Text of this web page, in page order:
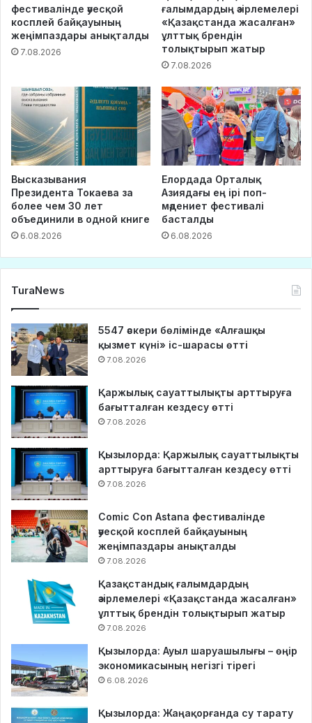
фестивалінде әуесқой
косплей байқауының
жеңімпаздары анықталды
7.08.2026
ғалымдардың әзірлемелері
«Қазақстанда жасалған»
ұлттық брендін
толықтырып жатыр
7.08.2026
Высказывания
Президента Токаева за
более чем 30 лет
объединили в одной книге
6.08.2026
Елордада Орталық
Азиядағы ең ірі поп-
мәдениет фестивалі
басталды
6.08.2026
TuraNews
5547 әскери бөлімінде «Алғашқы
қызмет күні» іс-шарасы өтті
7.08.2026
Қаржылық сауаттылықты арттыруға
бағытталған кездесу өтті
7.08.2026
Қызылорда: Қаржылық сауаттылықты
арттыруға бағытталған кездесу өтті
7.08.2026
Comic Con Astana фестивалінде
әуесқой косплей байқауының
жеңімпаздары анықталды
7.08.2026
Қазақстандық ғалымдардың
әзірлемелері «Қазақстанда жасалған»
ұлттық брендін толықтырып жатыр
7.08.2026
Қызылорда: Ауыл шаруашылығы – өңір
экономикасының негізгі тірегі
6.08.2026
Қызылорда: Жаңақорғанда су тарату